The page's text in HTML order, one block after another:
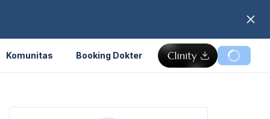
Komunitas Booking Dokter